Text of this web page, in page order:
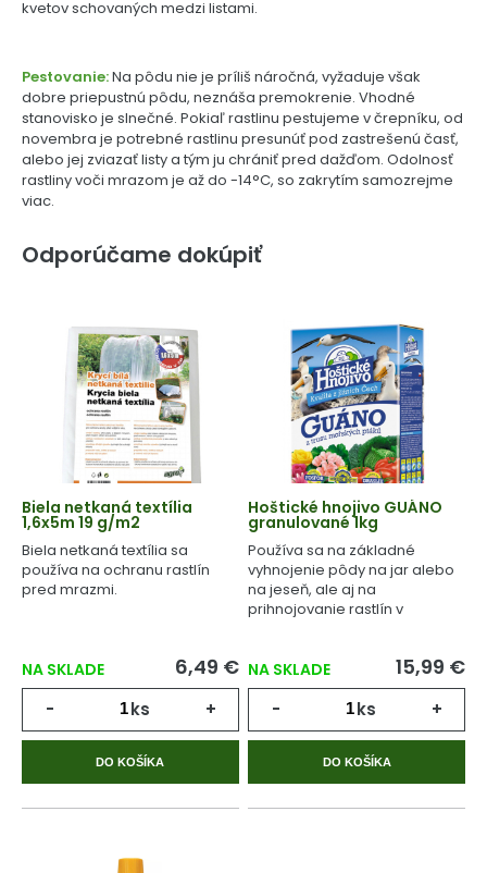
kvetov schovaných medzi listami.
Pestovanie:Na pôdu nie je príliš náročná, vyžaduje však
dobre priepustnú pôdu, neznáša premokrenie. Vhodné
stanovisko je slnečné. Pokiaľ rastlinu pestujeme v črepníku, od
novembra je potrebné rastlinu presunúť pod zastrešenú časť,
alebo jej zviazať listy a tým ju chrániť pred dažďom. Odolnosť
rastliny voči mrazom je až do -14°C, so zakrytím samozrejme
viac.
Odporúčame dokúpiť
Biela netkaná textília
1,6x5m 19 g/m2
Biela netkaná textília sa
používa na ochranu rastlín
pred mrazmi.
NA SKLADE 6,49 €
- ks +
DO KOŠÍKA
Hoštické hnojivo GUÁNO
granulované 1kg
Používa sa na základné
vyhnojenie pôdy na jar alebo
na jeseň, ale aj na
prihnojovanie rastlín v
NA SKLADE 15,99 €
- ks +
DO KOŠÍKA